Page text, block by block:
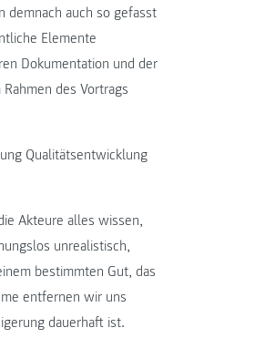
demnach auch so gefasst
Elemente
Dokumentation und der
des Vortrags
Qualitätsentwicklung
Akteure alles wissen,
unrealistisch,
bestimmten Gut, das
entfernen wir uns
dauerhaft ist.